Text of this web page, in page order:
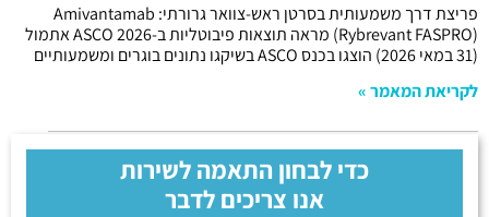
פריצת דרך משמעותית בסרטן ראש-צוואר גרורתי: Amivantamab
(Rybrevant FASPRO) מראה תוצאות פיבוטליות ב-ASCO 2026 אתמול
(31 במאי 2026) הוצגו בכנס ASCO בשיקגו נתונים בוגרים ומשמעותיים
לקריאת המאמר »
כדי לבחון התאמה לשירות
אנו צריכים לדבר